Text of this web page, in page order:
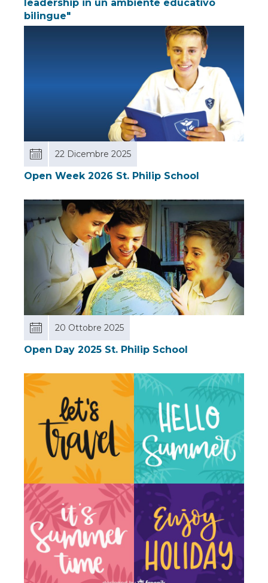
leadership in un ambiente educativo
bilingue"
22 Dicembre 2025
Open Week 2026 St. Philip School
20 Ottobre 2025
Open Day 2025 St. Philip School